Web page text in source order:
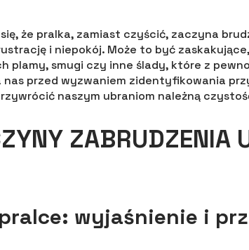
że pralka, zamiast czyścić, zaczyna
i niepokój. Może to być
plamy, smugi czy inne ślady, które z
przed wyzwaniem zidentyfikowania
naszym ubraniom należną
ZABRUDZENIA
wyjaśnienie i